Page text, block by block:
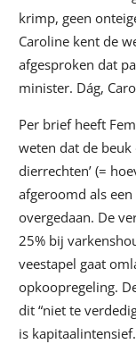
krimp, geen
Caroline kent de
afgesproken dat
minister. Dág,
Per brief heeft
weten dat de beuk
dierrechten’ (=
afgeroomd als
overgedaan. De
25% bij
veestapel gaat
opkoopregeling.
dit “niet te
is